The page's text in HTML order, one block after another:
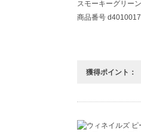
商品番号 d4010017
獲得ポイント：